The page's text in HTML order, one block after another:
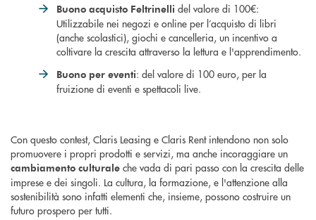
Buono acquisto Feltrinelli del valore di 100€:
Utilizzabile nei negozi e online per l’acquisto di libri
(anche scolastici), giochi e cancelleria, un incentivo a
coltivare la crescita attraverso la lettura e l'apprendimento.
Buono per eventi: del valore di 100 euro, per la
fruizione di eventi e spettacoli live.
Con questo contest, Claris Leasing e Claris Rent intendono non solo
promuovere i propri prodotti e servizi, ma anche incoraggiare un
cambiamento culturale che vada di pari passo con la crescita delle
imprese e dei singoli. La cultura, la formazione, e l'attenzione alla
sostenibilità sono infatti elementi che, insieme, possono costruire un
futuro prospero per tutti.